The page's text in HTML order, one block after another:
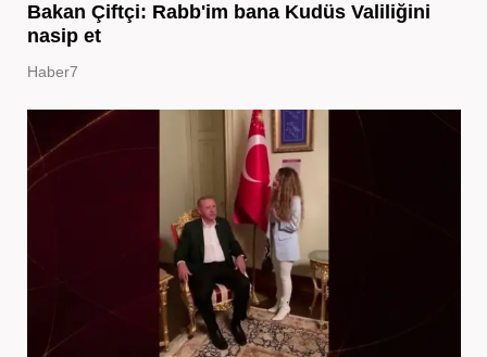
Bakan Çiftçi: Rabb'im bana Kudüs Valiliğini
nasip et
Haber7